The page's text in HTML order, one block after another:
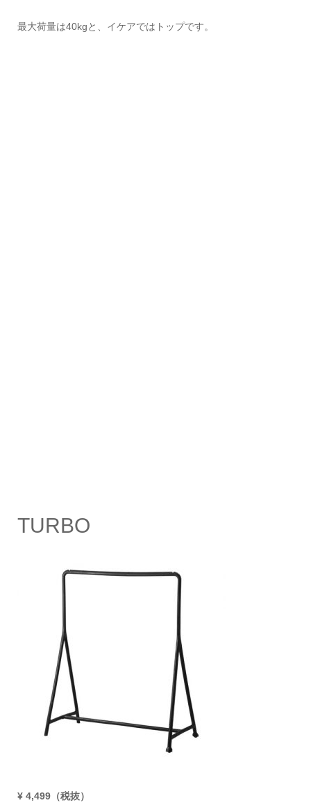
最大荷量は40kgと、イケアではトップです。
TURBO
¥ 4,499（税抜）